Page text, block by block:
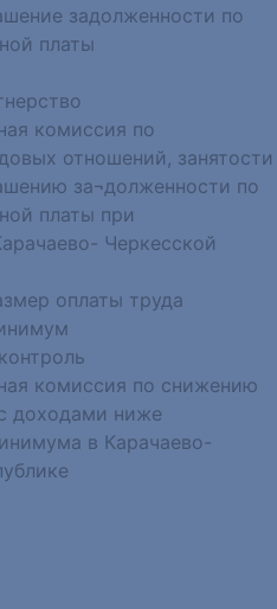
задолженности по
платы
комиссия по
отношений, занятости
за¬долженности по
платы при
Черкесской
оплаты труда
комиссия по снижению
доходами ниже
в Карачаево-